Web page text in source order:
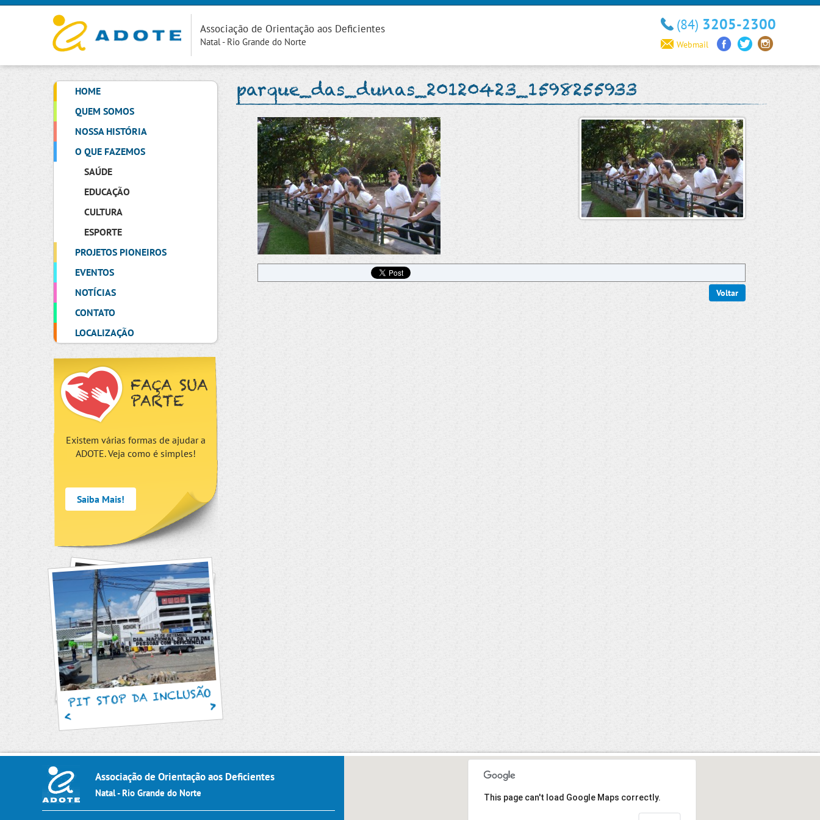
Associação de Orientação aos Deficientes
Natal - Rio Grande do Norte
(84) 3205-2300
Webmail
HOME
QUEM SOMOS
NOSSA HISTÓRIA
O QUE FAZEMOS
SAÚDE
EDUCAÇÃO
CULTURA
ESPORTE
PROJETOS PIONEIROS
EVENTOS
NOTÍCIAS
CONTATO
LOCALIZAÇÃO
FAÇA SUA
PARTE
Existem várias formas de ajudar a
ADOTE. Veja como é simples!
Saiba Mais!
PIT STOP DA INCLUSÃO
parque_das_dunas_20120423_1598255933
Voltar
Associação de Orientação aos Deficientes
Natal - Rio Grande do Norte This page can't load Google Maps correctly.